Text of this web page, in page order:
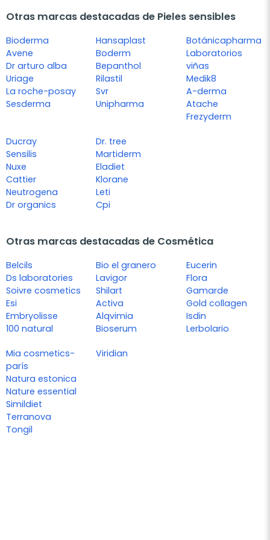
Otras marcas destacadas de Pieles sensibles
Bioderma
Avene
Dr arturo alba
Uriage
La roche-posay
Sesderma
Hansaplast
Boderm
Bepanthol
Rilastil
Svr
Unipharma
Botánicapharma
Laboratorios
viñas
Medik8
A-derma
Atache
Frezyderm
Ducray
Sensilis
Nuxe
Cattier
Neutrogena
Dr organics
Dr. tree
Martiderm
Eladiet
Klorane
Leti
Cpi
Otras marcas destacadas de Cosmética
Belcils
Ds laboratories
Soivre cosmetics
Esi
Embryolisse
100 natural
Bio el granero
Lavigor
Shilart
Activa
Alqvimia
Bioserum
Eucerin
Flora
Gamarde
Gold collagen
Isdin
Lerbolario
Mia cosmetics-
parís
Natura estonica
Nature essential
Simildiet
Terranova
Tongil
Viridian